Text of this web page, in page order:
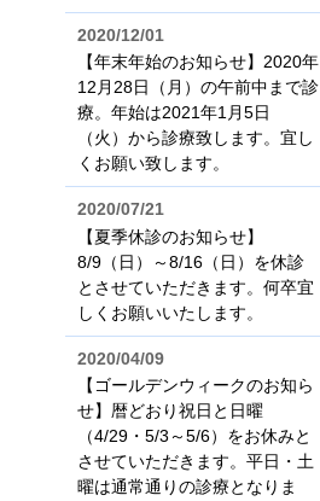
2020/12/01
【年末年始のお知らせ】2020年
12月28日（月）の午前中まで診
療。年始は2021年1月5日
（火）から診療致します。宜し
くお願い致します。
2020/07/21
【夏季休診のお知らせ】
8/9（日）～8/16（日）を休診
とさせていただきます。何卒宜
しくお願いいたします。
2020/04/09
【ゴールデンウィークのお知ら
せ】暦どおり祝日と日曜
（4/29・5/3～5/6）をお休みと
させていただきます。平日・土
曜は通常通りの診療となりま